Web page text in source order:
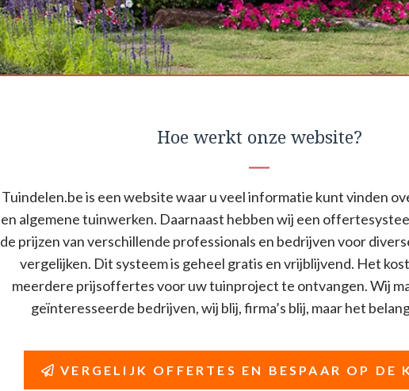
Hoe werkt onze website?
Tuindelen.be is een website waar u veel informatie kunt vinden
en algemene tuinwerken. Daarnaast hebben wij een
de prijzen van verschillende professionals en bedrijven voor
vergelijken. Dit systeem is geheel gratis en vrijblijvend. Het
meerdere prijsoffertes voor uw tuinproject te ontvangen. Wij
geïnteresseerde bedrijven, wij blij, firma’s blij, maar het
VERGELIJK OFFERTES EN BESPAAR OP DE